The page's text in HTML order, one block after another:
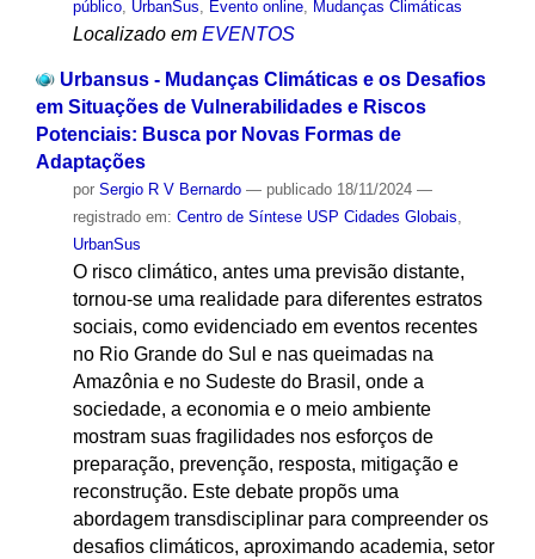
público, UrbanSus Evento online, Mudanças Climáticas
Localizado em EVENTOS
Urbansus - Mudanças Climáticas e os Desafios
em Situações de Vulnerabilidades e Riscos
Potenciais: Busca por Novas Formas de
Adaptações
por Sergio R V Bernardo — publicado18/11/2024 —
registrado em: Centro de Síntese USP Cidades Globais,
UrbanSus
O risco climático, antes uma previsão distante,
tornou-se uma realidade para diferentes estratos
sociais, como evidenciado em eventos recentes
no Rio Grande do Sul e nas queimadas na
Amazônia e no Sudeste do Brasil, onde a
sociedade, a economia e o meio ambiente
mostram suas fragilidades nos esforços de
preparação, prevenção, resposta, mitigação e
reconstrução. Este debate propõs uma
abordagem transdisciplinar para compreender os
desafios climáticos, aproximando academia, setor